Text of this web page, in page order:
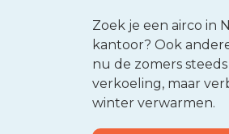
Zoek je een airco in
kantoor? Ook
nu de zomers
verkoeling, maar
winter verwarmen.